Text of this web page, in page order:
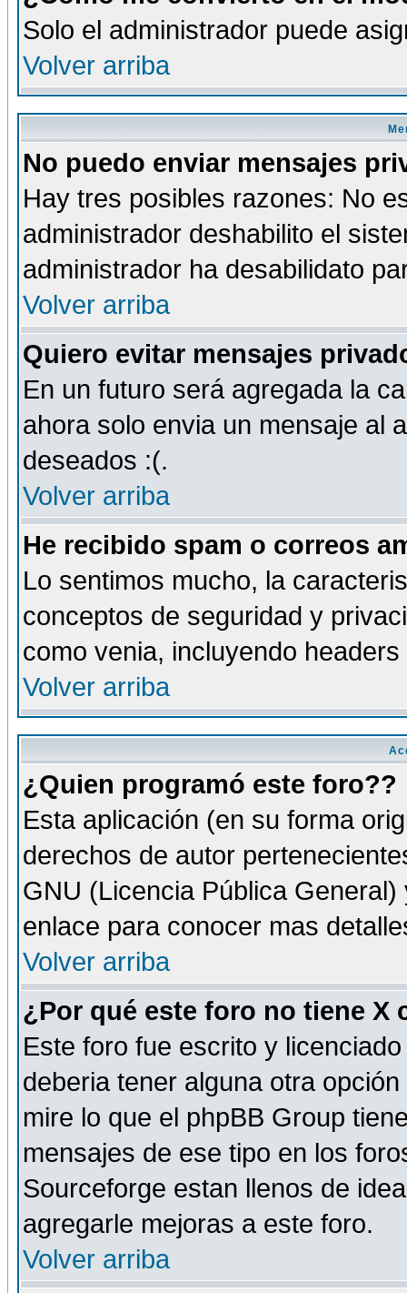
Solo el administrador puede
Volver arriba
No puedo enviar mensajes
Hay tres posibles razones: No
administrador deshabilito el
administrador ha desabilidato
Volver arriba
Quiero evitar mensajes
En un futuro será agregada la
ahora solo envia un mensaje al
deseados :(.
Volver arriba
He recibido spam o correos
Lo sentimos mucho, la
conceptos de seguridad y
como venia, incluyendo
Volver arriba
¿Quien programó este foro??
Esta aplicación (en su forma
derechos de autor
GNU (Licencia Pública
enlace para conocer mas
Volver arriba
¿Por qué este foro no tiene X
Este foro fue escrito y
deberia tener alguna otra
mire lo que el phpBB Group
mensajes de ese tipo en los
Sourceforge estan llenos de
agregarle mejoras a este foro.
Volver arriba